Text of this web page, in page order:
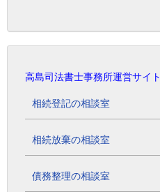
高島司法書士事務所運営サイト
相続登記の相談室
相続放棄の相談室
債務整理の相談室